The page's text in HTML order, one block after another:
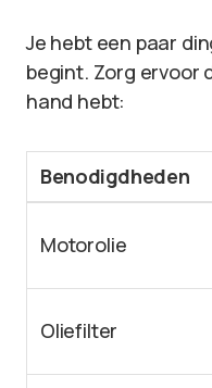
Je hebt een paar
begint. Zorg ervoor
hand hebt:
Benodigdheden
Motorolie
Oliefilter